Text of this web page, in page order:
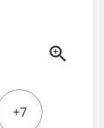
+7